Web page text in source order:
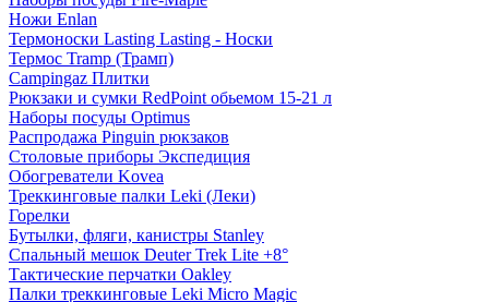
Ножи Enlan
Термоноски Lasting Lasting - Носки
Термос Tramp (Трамп)
Campingaz Плитки
Рюкзаки и сумки RedPoint обьемом 15-21 л
Наборы посуды Optimus
Распродажа Pinguin рюкзаков
Столовые приборы Экспедиция
Обогреватели Kovea
Треккинговые палки Leki (Леки)
Горелки
Бутылки, фляги, канистры Stanley
Спальный мешок Deuter Trek Lite +8°
Тактические перчатки Oakley
Палки треккинговые Leki Micro Magic